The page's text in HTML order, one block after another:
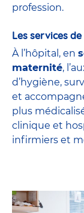
profession.
Les services
À l’hôpital, en
maternité,
d’hygiène,
et
plus
clinique et
infirmiers et